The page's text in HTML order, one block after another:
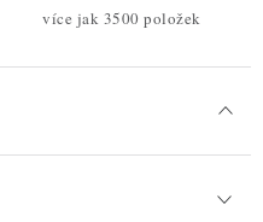
více jak 3500 položek